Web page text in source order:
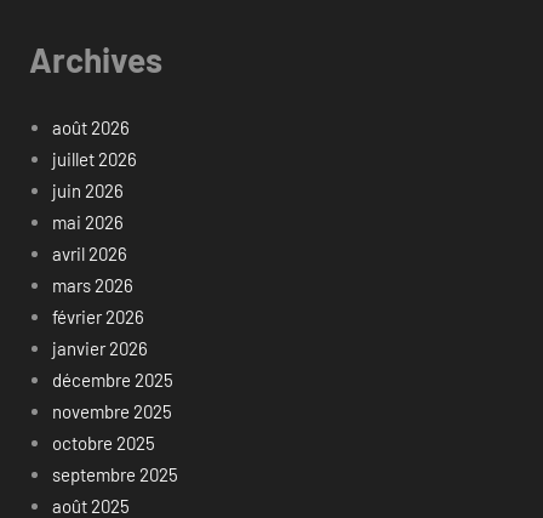
Archives
août 2026
juillet 2026
juin 2026
mai 2026
avril 2026
mars 2026
février 2026
janvier 2026
décembre 2025
novembre 2025
octobre 2025
septembre 2025
août 2025